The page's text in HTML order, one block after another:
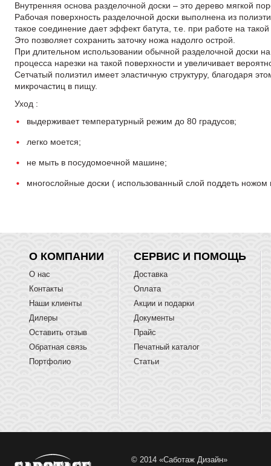
Внутренняя основа разделочной доски – это дерево мягкой
Рабочая поверхность разделочной доски выполнена из
такое соединение дает эффект батута, т.е. при работе на
Это позволяет сохранить заточку ножа надолго острой.
При длительном использовании обычной разделочной доски
процесса нарезки на такой поверхности и увеличивает
Сетчатый полиэтил имеет эластичную структуру, благодаря
микрочастиц в пищу.
Уход :
выдерживает температурный режим до 80 градусов;
легко моется;
не мыть в посудомоечной машине;
многослойные доски ( использованный слой поддеть ножом
О КОМПАНИИ
О нас
Контакты
Наши клиенты
Дилеры
Оставить отзыв
Обратная связь
Портфолио
СЕРВИС И ПОМОЩЬ
Доставка
Оплата
Акции и подарки
Документы
Прайс
Печатный каталог
Статьи
© 2014 «Саботаж Дизайн»